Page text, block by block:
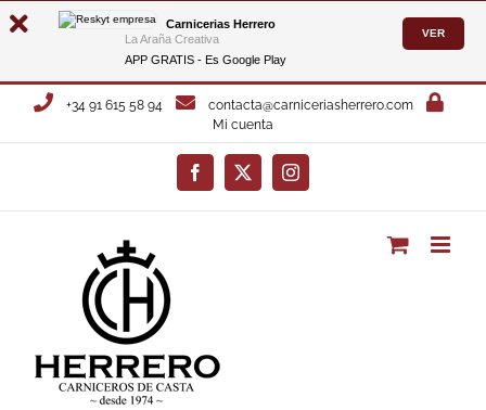
Carnicerias Herrero
La Araña Creativa
APP GRATIS - Es Google Play
VER
Saltar
+34 91 615 58 94
contacta@carniceriasherrero.com
Mi cuenta
Facebook
X Instagram